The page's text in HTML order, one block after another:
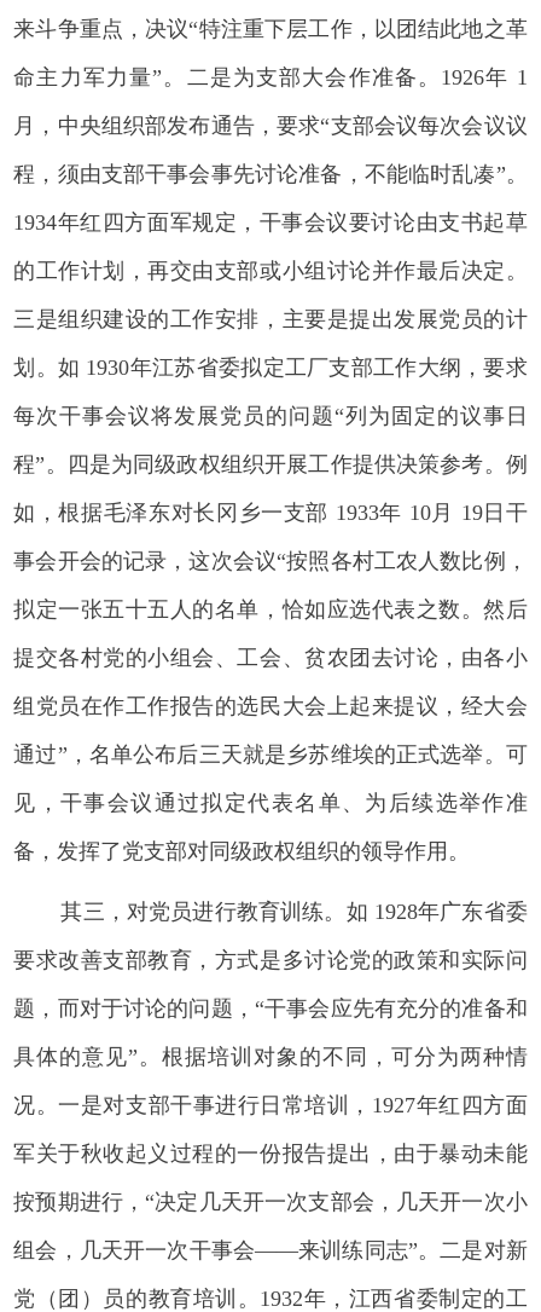
来斗争重点，决议“特注重下层工作，以团结此地之革
命主力军力量”。二是为支部大会作准备。1926年 1
月，中央组织部发布通告，要求“支部会议每次会议议
程，须由支部干事会事先讨论准备，不能临时乱凑”。
1934年红四方面军规定，干事会议要讨论由支书起草
的工作计划，再交由支部或小组讨论并作最后决定。
三是组织建设的工作安排，主要是提出发展党员的计
划。如 1930年江苏省委拟定工厂支部工作大纲，要求
每次干事会议将发展党员的问题“列为固定的议事日
程”。四是为同级政权组织开展工作提供决策参考。例
如，根据毛泽东对长冈乡一支部 1933年 10月 19日干
事会开会的记录，这次会议“按照各村工农人数比例，
拟定一张五十五人的名单，恰如应选代表之数。然后
提交各村党的小组会、工会、贫农团去讨论，由各小
组党员在作工作报告的选民大会上起来提议，经大会
通过”，名单公布后三天就是乡苏维埃的正式选举。可
见，干事会议通过拟定代表名单、为后续选举作准
备，发挥了党支部对同级政权组织的领导作用。
其三，对党员进行教育训练。如 1928年广东省委
要求改善支部教育，方式是多讨论党的政策和实际问
题，而对于讨论的问题，“干事会应先有充分的准备和
具体的意见”。根据培训对象的不同，可分为两种情
况。一是对支部干事进行日常培训，1927年红四方面
军关于秋收起义过程的一份报告提出，由于暴动未能
按预期进行，“决定几天开一次支部会，几天开一次小
组会，几天开一次干事会——来训练同志”。二是对新
党（团）员的教育培训。1932年，江西省委制定的工